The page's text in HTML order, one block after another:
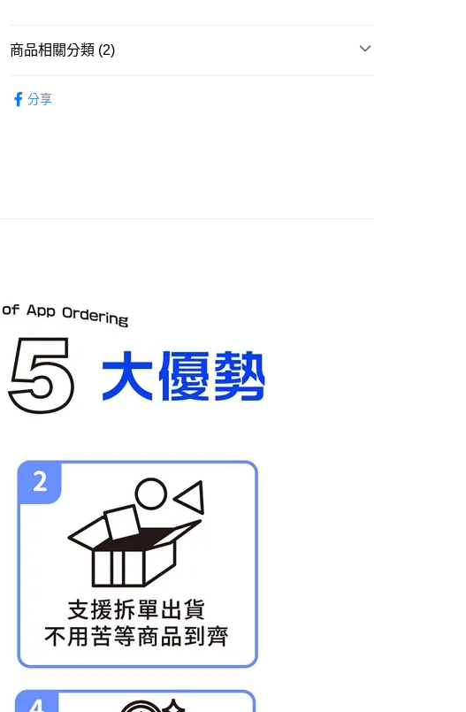
預購-付款後全家取貨(舊)
預購-7-11取貨付款(舊)
東海門市自取，需自備購物袋取貨唷。
免運費
商品相關分類 (2)
分享